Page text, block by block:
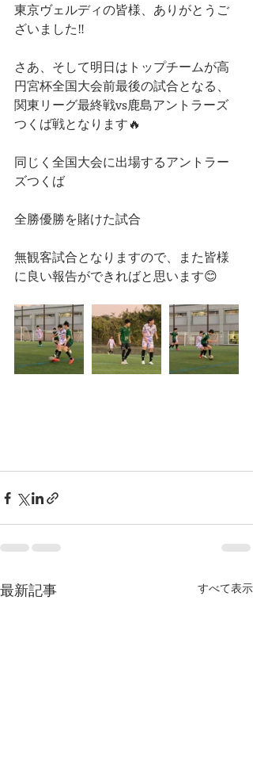
東京ヴェルディの皆様、ありがとうご
ざいました‼️
さあ、そして明日はトップチームが高
円宮杯全国大会前最後の試合となる、
関東リーグ最終戦vs鹿島アントラーズ
つくば戦となります🔥
同じく全国大会に出場するアントラー
ズつくば
全勝優勝を賭けた試合
無観客試合となりますので、また皆様
に良い報告ができればと思います😊
最新記事 すべて表示